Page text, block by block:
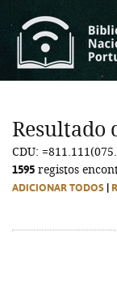
Resultado
CDU:
1595 registos
ADICIONAR TODOS